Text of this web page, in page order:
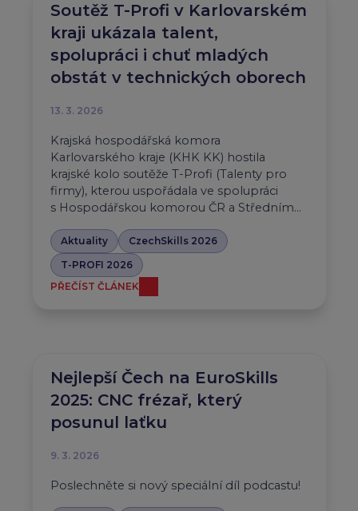
Soutěž T-Profi v Karlovarském
kraji ukázala talent,
spolupráci i chuť mladých
obstát v technických oborech
13. 3. 2026
Krajská hospodářská komora
Karlovarského kraje (KHK KK) hostila
krajské kolo soutěže T-Profi (Talenty pro
firmy), kterou uspořádala ve spolupráci
s Hospodářskou komorou ČR a Středním…
Aktuality
CzechSkills 2026
T-PROFI 2026
PŘEČÍST ČLÁNEK
Nejlepší Čech na EuroSkills
2025: CNC frézař, který
posunul laťku
9. 3. 2026
Poslechněte si nový speciální díl podcastu!